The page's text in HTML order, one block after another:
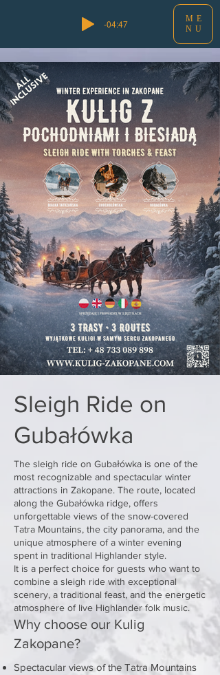
-04:47
ME
NU
Sleigh Ride on
Gubałówka
The sleigh ride on Gubałówka is one of the
most recognizable and spectacular winter
attractions in Zakopane. The route, located
along the Gubałówka ridge, offers
unforgettable views of the snow-covered
Tatra Mountains, the city panorama, and the
unique atmosphere of a winter evening
spent in traditional Highlander style.
It is a perfect choice for guests who want to
combine a sleigh ride with exceptional
scenery, a traditional feast, and the energetic
atmosphere of live Highlander folk music.
Why choose our Kulig
Zakopane?
Spectacular views of the Tatra Mountains